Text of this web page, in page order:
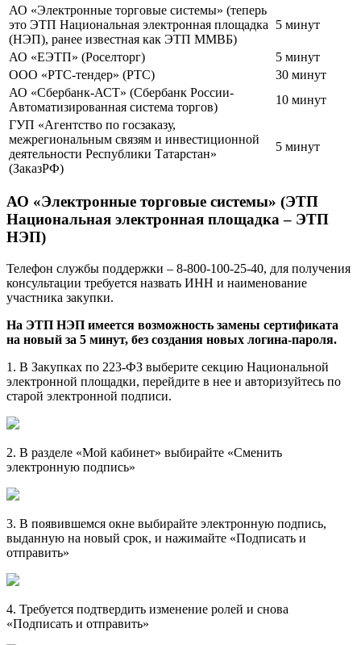
АО «Электронные торговые системы» (теперь
это ЭТП Национальная электронная площадка
(НЭП), ранее известная как ЭТП ММВБ)
5 минут
АО «ЕЭТП» (Роселторг)
5 минут
ООО «РТС-тендер» (РТС)
30 минут
АО «Сбербанк-АСТ» (Сбербанк России-
Автоматизированная система торгов)
10 минут
ГУП «Агентство по госзаказу,
межрегиональным связям и инвестиционной
деятельности Республики Татарстан»
(ЗаказРФ)
5 минут
АО «Электронные торговые системы» (ЭТП
Национальная электронная площадка – ЭТП
НЭП)
Телефон службы поддержки – 8-800-100-25-40, для получения
консультации требуется назвать ИНН и наименование
участника закупки.
На ЭТП НЭП имеется возможность замены сертификата
на новый за 5 минут, без создания новых логина-пароля.
1. В Закупках по 223-ФЗ выберите секцию Национальной
электронной площадки, перейдите в нее и авторизуйтесь по
старой электронной подписи.
2. В разделе «Мой кабинет» выбирайте «Сменить
электронную подпись»
3. В появившемся окне выбирайте электронную подпись,
выданную на новый срок, и нажимайте «Подписать и
отправить»
4. Требуется подтвердить изменение ролей и снова
«Подписать и отправить»